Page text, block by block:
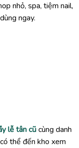
nhỏ, spa, tiệm nail,
ngay.
lễ tân cũcùng danh
thể đến kho xem